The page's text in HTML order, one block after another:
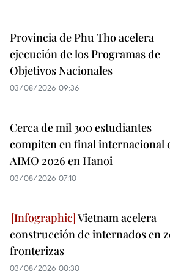
Provincia de Phu Tho acelera
ejecución de los Programas de
Objetivos Nacionales
03/08/2026 09:36
Cerca de mil 300 estudiantes
compiten en final internacional
AIMO 2026 en Hanoi
03/08/2026 07:10
Vietnam acelera
construcción de internados en
fronterizas
03/08/2026 00:30